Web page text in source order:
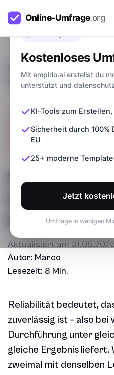
Kostenloses
Mit empirio.ai erstellst du
unterstützt und
KI-Tools zum
Sicherheit durch 100%
EU
25+ moderne
Jetzt
Umfrage in wenigen
Beispiele
Was
Reliabilität?
Beispiele
Aktualisiert am 31.05.2026
Autor: Marco
Lesezeit: 8 Min.
Reliabilität bedeutet,
zuverlässig ist – also
Durchführung unter
gleiche Ergebnis liefert.
zweimal mit denselben